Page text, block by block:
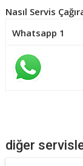
Nasıl Servis
Whatsapp 1
diğer